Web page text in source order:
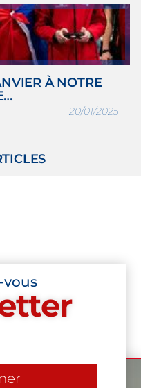
À NOTRE
20/01/2025
vous